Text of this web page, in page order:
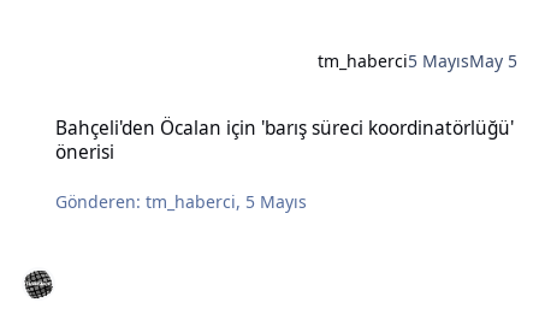
tm_haberci5 MayısMay 5
Bahçeli'den Öcalan için 'barış süreci koordinatörlüğü'
önerisi
Gönderen:tm_haberci, 5 Mayıs